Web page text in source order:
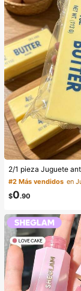
#2 Más vendidos
$0.90